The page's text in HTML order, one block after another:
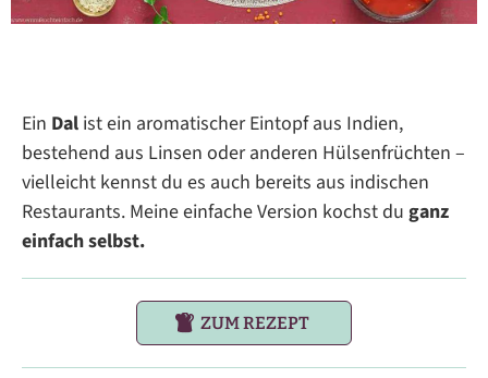
Ein Dal ist ein aromatischer Eintopf aus Indien,
bestehend aus Linsen oder anderen Hülsenfrüchten –
vielleicht kennst du es auch bereits aus indischen
Restaurants. Meine einfache Version kochst du ganz
einfach selbst.
ZUM REZEPT